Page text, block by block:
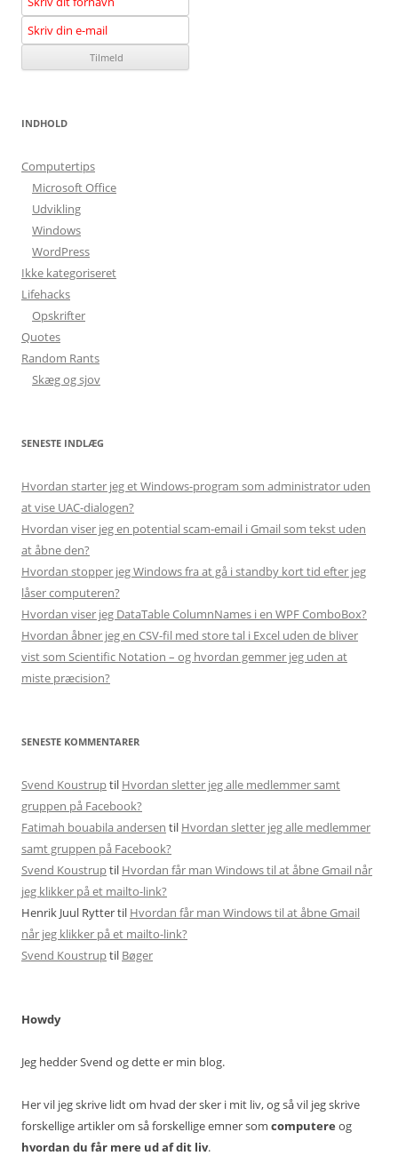
INDHOLD
Computertips
Microsoft Office
Udvikling
Windows
WordPress
Ikke kategoriseret
Lifehacks
Opskrifter
Quotes
Random Rants
Skæg og sjov
SENESTE INDLÆG
Hvordan starter jeg et Windows-program som administrator uden
at vise UAC-dialogen?
Hvordan viser jeg en potential scam-email i Gmail som tekst uden
at åbne den?
Hvordan stopper jeg Windows fra at gå i standby kort tid efter jeg
låser computeren?
Hvordan viser jeg DataTable ColumnNames i en WPF ComboBox?
Hvordan åbner jeg en CSV-fil med store tal i Excel uden de bliver
vist som Scientific Notation – og hvordan gemmer jeg uden at
miste præcision?
SENESTE KOMMENTARER
Svend Koustruptil Hvordan sletter jeg alle medlemmer samt
gruppen på Facebook?
Fatimah bouabila andersen til Hvordan sletter jeg alle medlemmer
samt gruppen på Facebook?
Svend Koustruptil Hvordan får man Windows til at åbne Gmail når
jeg klikker på et mailto-link?
Henrik Juul Ryttertil Hvordan får man Windows til at åbne Gmail
når jeg klikker på et mailto-link?
Svend Koustruptil Bøger
Howdy
Jeg hedder Svend og dette er min blog.
Her vil jeg skrive lidt om hvad der sker i mit liv, og så vil jeg skrive
forskellige artikler om så forskellige emner som computere og
hvordan du får mere ud af dit liv.